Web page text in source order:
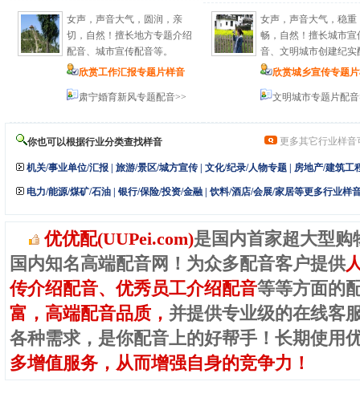
女声，声音大气，圆润，亲
切，自然！擅长地方专题介绍
配音、城市宣传配音等。
欣赏工作汇报专题片样音
肃宁婚育新风专题配音>>
女声，声音大气，稳重
畅，自然！擅长城市宣
音、文明城市创建纪实
欣赏城乡宣传专题
文明城市专题片配
你也可以根据行业分类查找样音 更多其它行业样音
机关/事业单位/汇报 旅游/景区/城方宣传 文化/纪录/人物专题 房地产/建筑工
电力/能源/煤矿/石油 银行/保险/投资/金融 饮料/酒店/会展/家居等更多行业样
优优配(UUPei.com)是国内首家超大型
国内知名高端配音网！为众多配音客户提供
传介绍配音、优秀员工介绍配音等等方面的
富，高端配音品质， 并提供专业级的在线客
各种需求，是你配音上的好帮手！长期使用
多增值服务，从而增强自身的竞争力！